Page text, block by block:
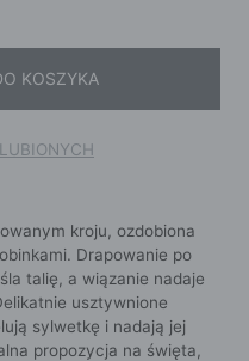
KOSZYKA
kroju, ozdobiona
Drapowanie po
talię, a wiązanie nadaje
usztywnione
sylwetkę i nadają jej
propozycja na święta,